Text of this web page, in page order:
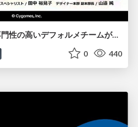
【CEDEC2026】専門性の高いデフォルメチームが挑んだ人材育成戦略 〜Cygames Academiaの企画から実施まで〜
0 440